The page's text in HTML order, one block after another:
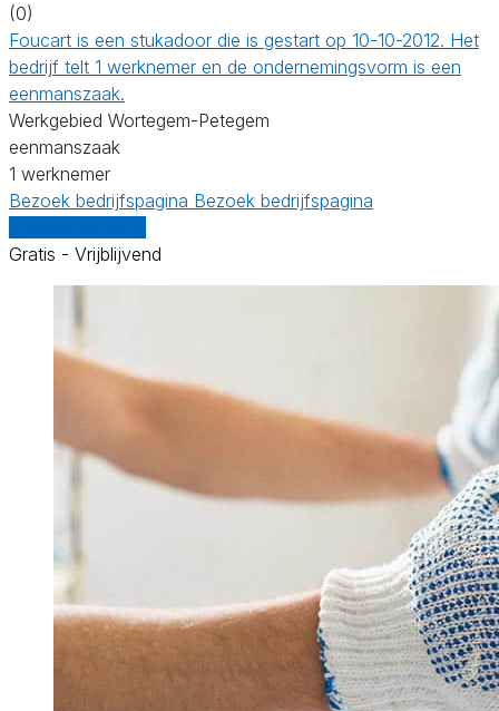
(0)
Foucart is een stukadoor die is gestart op 10-10-2012. Het
bedrijf telt 1 werknemer en de ondernemingsvorm is een
eenmanszaak.
Werkgebied Wortegem-Petegem
eenmanszaak
1 werknemer
Bezoek bedrijfspagina Bezoek bedrijfspagina
Gratis - Vrijblijvend